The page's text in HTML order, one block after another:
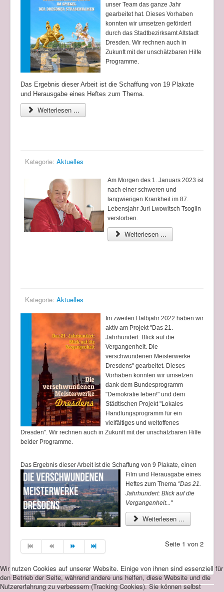
unser Team das ganze Jahr
gearbeitet hat. Dieses Vorhaben
konnten wir umsetzen gefördert
durch das Stadtbezirksamt Altstadt
Dresden. Wir rechnen auch in
Zukunft mit der unschätzbaren Hilfe
Programme.
Das Ergebnis dieser Arbeit ist die Schaffung von 19 Plakate
und Herausgabe eines Heftes zum Thema
Weiterlesen ...
Kategorie: Aktuelles
Am Morgen des 1. Januars 2023 ist
nach einer schweren und
langwierigen Krankheit im 87.
Lebensjahr Juri Lwowitsch Tsoglin
verstorben.
Weiterlesen ...
Kategorie: Aktuelles
Im zweiten Halbjahr 2022 haben wir
aktiv am Projekt "Das 21.
Jahrhundert: Blick auf die
Vergangenheit. Die
verschwundenen Meisterwerke
Dresdens" gearbeitet. Dieses
Vorhaben konnten wir umsetzen
dank dem Bundesprogramm
"Demokratie leben!" und dem
Städtischen Projekt "Lokales
Handlungsprogramm für ein
vielfältiges und weltoffenes
Dresden". Wir rechnen auch in Zukunft mit der unschätzbaren Hilfe
beider Programme.
Das Ergebnis dieser Arbeit ist die Schaffung von 9 Plakate, einen
Film und Herausgabe eines
Heftes zum Thema "Das 21.
Jahrhundert: Blick auf die
Vergangenheit..."
Weiterlesen ...
Seite 1 von 2
Wir nutzen Cookies auf unserer Website. Einige von ihnen sind essenziell für
den Betrieb der Seite, während andere uns helfen, diese Website und die
Nutzererfahrung zu verbessern (Tracking Cookies). Sie können selbst